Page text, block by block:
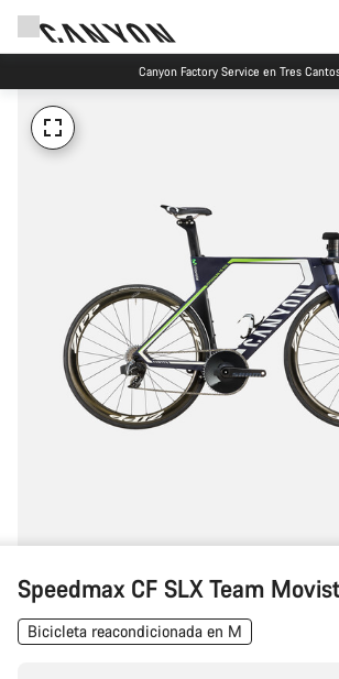
Canyon Factory Service en Tres
Speedmax CF SLX Team
Bicicleta reacondicionada en M